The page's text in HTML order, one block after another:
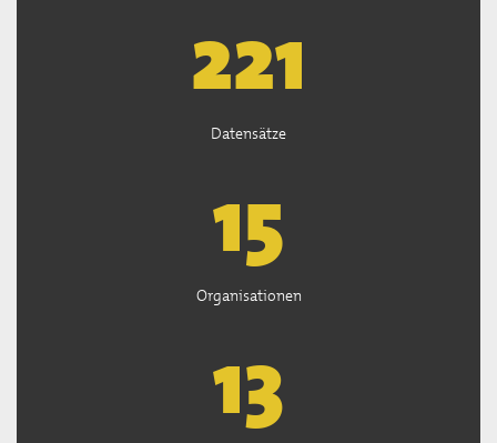
222
Datensätze
15
Organisationen
13